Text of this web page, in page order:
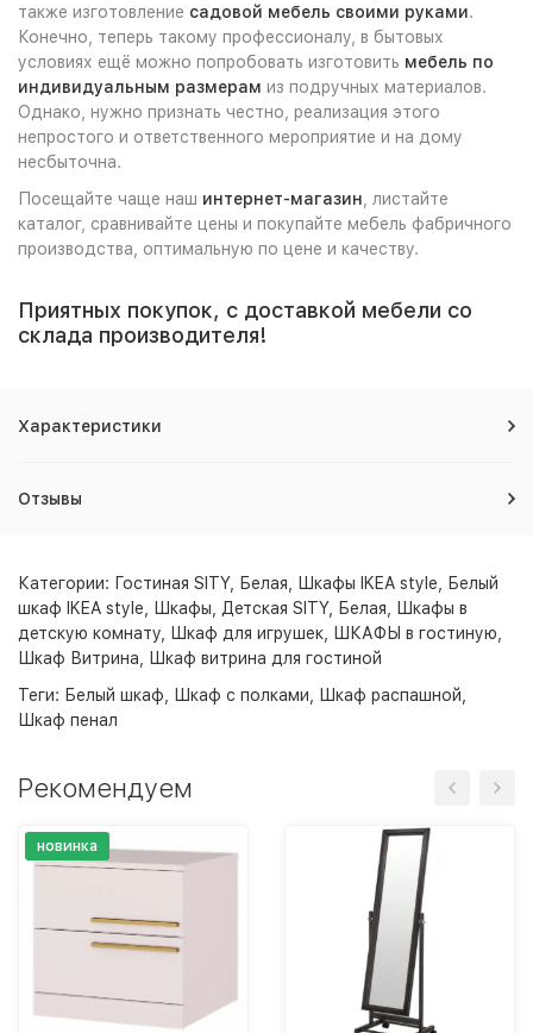
также изготовление садовой мебель своими руками.
Конечно, теперь такому профессионалу, в бытовых
условиях ещё можно попробовать изготовить мебель по
индивидуальным размерам из подручных материалов.
Однако, нужно признать честно, реализация этого
непростого и ответственного мероприятие и на дому
несбыточна.
Посещайте чаще наш интернет-магазин , листайте
каталог, сравнивайте цены и покупайте мебель фабричного
производства, оптимальную по цене и качеству.
Приятных покупок, с доставкой мебели со
склада производителя!
Характеристики
Отзывы
Категории: Гостиная SITY, Белая Шкафы IKEA style
Белый
шкаф IKEA style
Шкафы Детская SITY, Белая
Шкафы в
детскую комнату Шкаф для игрушек ШКАФЫ в гостиную
Шкаф Витрина
Шкаф витрина для гостиной
Теги: Белый шкаф Шкаф с полками Шкаф распашной
Шкаф пенал
Рекомендуем
новинка